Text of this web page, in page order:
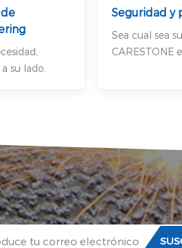
su lado.
Seguridad y
Sea cual sea
CARESTONE